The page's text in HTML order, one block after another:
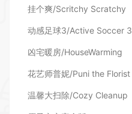
挂个爽/Scritchy Scratchy
动感足球3/Active Soccer 3
凶宅暖房/HouseWarming
花艺师普妮/Puni the Florist
温馨大扫除/Cozy Cleanup